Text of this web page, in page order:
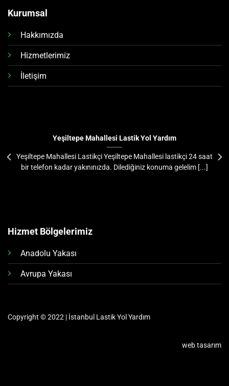
Kurumsal
Hakkımızda
Hizmetlerimiz
İletişim
Yeşiltepe Mahallesi Lastik Yol Yardım
Yeşiltepe Mahallesi Lastikçi Yeşiltepe Mahallesi lastikçi 24 saat
bir telefon kadar yakınınızda. Dilediğiniz konuma gelelim [...]
Hizmet Bölgelerimiz
Anadolu Yakası
Avrupa Yakası
Copyright © 2022 | İstanbul Lastik Yol Yardım
web tasarım